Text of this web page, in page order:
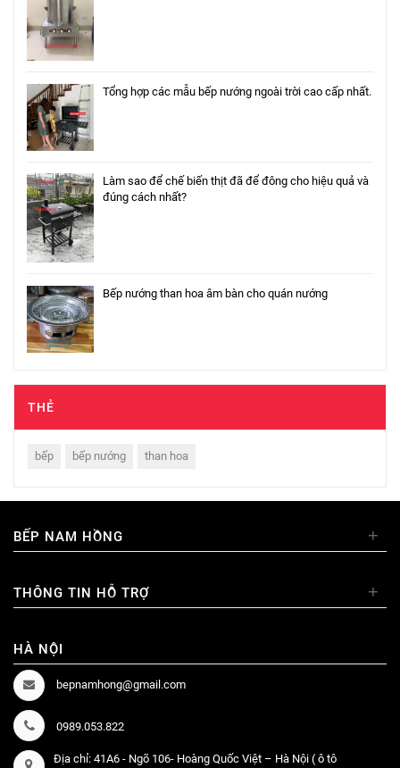
Tổng hợp các mẫu bếp nướng ngoài trời cao cấp nhất.
Làm sao để chế biến thịt đã để đông cho hiệu quả và
đúng cách nhất?
Bếp nướng than hoa âm bàn cho quán nướng
THẺ
bếp bếp nướng than hoa
BẾP NAM HỒNG +
THÔNG TIN HỖ TRỢ +
HÀ NỘI
bepnamhong@gmail.com
0989.053.822
Địa chỉ: 41A6 - Ngõ 106- Hoàng Quốc Việt – Hà Nội ( ô tô